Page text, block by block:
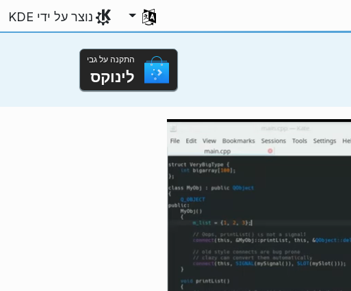
בחירת השפה שלך
נוצר על ידי KDE
התקנה על גבי
לינוקס